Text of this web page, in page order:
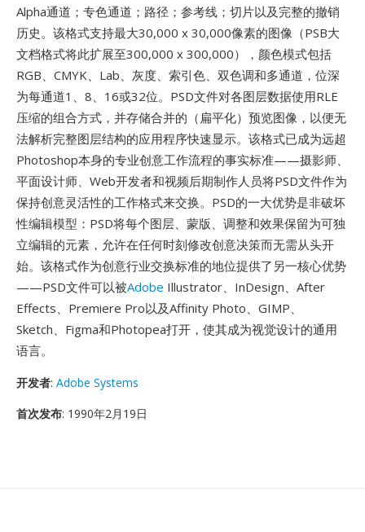
Alpha通道；专色通道；路径；参考线；切片以及完整的撤销
历史。该格式支持最大30,000 x 30,000像素的图像（PSB大
文档格式将此扩展至300,000 x 300,000），颜色模式包括
RGB、CMYK、Lab、灰度、索引色、双色调和多通道，位深
为每通道1、8、16或32位。PSD文件对各图层数据使用RLE
压缩的组合方式，并存储合并的（扁平化）预览图像，以便无
法解析完整图层结构的应用程序快速显示。该格式已成为远超
Photoshop本身的专业创意工作流程的事实标准——摄影师、
平面设计师、Web开发者和视频后期制作人员将PSD文件作为
保持创意灵活性的工作格式来交换。PSD的一大优势是非破坏
性编辑模型：PSD将每个图层、蒙版、调整和效果保留为可独
立编辑的元素，允许在任何时刻修改创意决策而无需从头开
始。该格式作为创意行业交换标准的地位提供了另一核心优势
——PSD文件可以被Adobe Illustrator、InDesign、After
Effects、Premiere Pro以及Affinity Photo、GIMP、
Sketch、Figma和Photopea打开，使其成为视觉设计的通用
语言。
开发者: Adobe Systems
首次发布: 1990年2月19日